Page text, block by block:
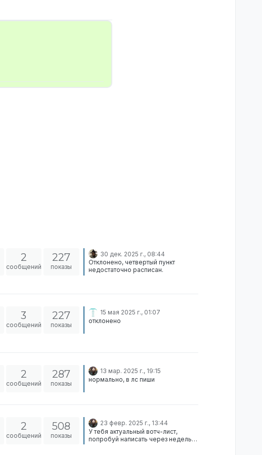
2
сообщений
227
показы
30 дек. 2025 г., 08:44
Отклонено, четвертый пункт
недостаточно расписан.
3
сообщений
227
показы
15 мая 2025 г., 01:07
отклонено
2
сообщений
287
показы
13 мар. 2025 г., 19:15
нормально, в лс пиши
2
сообщений
508
показы
23 февр. 2025 г., 13:44
У тебя актуальный вотч-лист,
попробуй написать через недельки